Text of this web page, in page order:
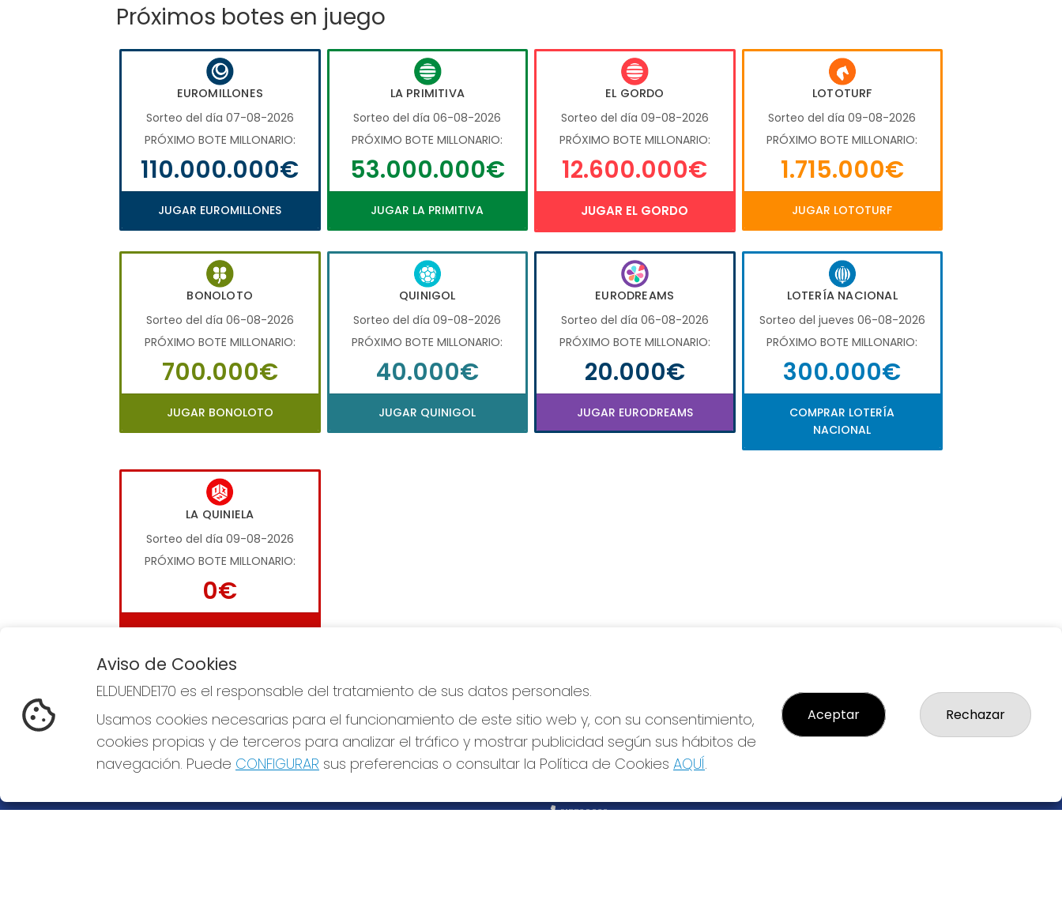
Próximos botes en juego
EUROMILLONES
Sorteo del día 07-08-2026
PRÓXIMO BOTE MILLONARIO:
110.000.000€
JUGAR EUROMILLONES
LA PRIMITIVA
Sorteo del día 06-08-2026
PRÓXIMO BOTE MILLONARIO:
53.000.000€
JUGAR LA PRIMITIVA
EL GORDO
Sorteo del día 09-08-2026
PRÓXIMO BOTE MILLONARIO:
12.600.000€
JUGAR EL GORDO
LOTOTURF
Sorteo del día 09-08-2026
PRÓXIMO BOTE MILLONARIO:
1.715.000€
JUGAR LOTOTURF
BONOLOTO
Sorteo del día 06-08-2026
PRÓXIMO BOTE MILLONARIO:
700.000€
JUGAR BONOLOTO
QUINIGOL
Sorteo del día 09-08-2026
PRÓXIMO BOTE MILLONARIO:
40.000€
JUGAR QUINIGOL
EURODREAMS
Sorteo del día 06-08-2026
PRÓXIMO BOTE MILLONARIO:
20.000€
JUGAR EURODREAMS
LOTERÍA NACIONAL
Sorteo del jueves 06-08-2026
PRÓXIMO BOTE MILLONARIO:
300.000€
COMPRAR LOTERÍA
NACIONAL
LA QUINIELA
Sorteo del día 09-08-2026
PRÓXIMO BOTE MILLONARIO:
0€
JUGAR LA QUINIELA
ELDUENDE170
¿Quiénes somos?
Contacto
REDES SOCIALES CONTACTO
ADMINISTRACION DE LOTERIAS
915530032
Condiciones de Compra
Aviso de Cookies
ELDUENDE170 es el responsable del tratamiento de sus datos personales.
Usamos cookies necesarias para el funcionamiento de este sitio web y, con su consentimiento,
cookies propias y de terceros para analizar el tráfico y mostrar publicidad según sus hábitos de
navegación. Puede CONFIGURAR sus preferencias o consultar la Política de Cookies AQUÍ.
Aceptar Rechazar